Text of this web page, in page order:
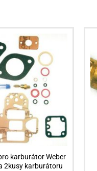
karburátor Weber
2kusy karburátoru